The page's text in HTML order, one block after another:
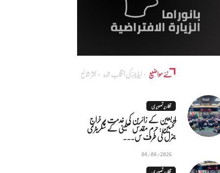
نئے مواضیع ایڈٰیٹرز کی انتخاب شدہ اکثر شائع
تقاریر تصویری
اربعین کے زائرین کی خدمت پر خراجِ
تحسین: حرم مقدس حسینی کے سکریٹری
جنرل کی طرف س...
04/08/2026